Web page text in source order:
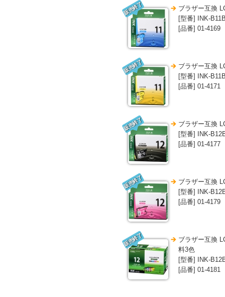
販売終了
ブラザー互換
[型番] INK-
[品番] 01-4169
販売終了
ブラザー互換
[型番] INK-
[品番] 01-4171
販売終了
ブラザー互換
[型番] INK-
[品番] 01-4177
販売終了
ブラザー互換
[型番] INK-
[品番] 01-4179
販売終了
ブラザー互換
料3色
[型番] INK-
[品番] 01-4181